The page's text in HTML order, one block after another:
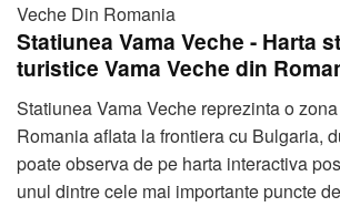
Veche Din Romania
Statiunea Vama Veche - Harta
turistice Vama Veche din
Statiunea Vama Veche reprezinta o
Romania aflata la frontiera cu Bulgaria,
poate observa de pe harta interactiva
unul dintre cele mai importante puncte